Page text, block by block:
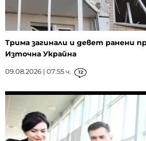
Трима загинали и девет ранени
Източна Украйна
09.08.2026 | 07:55 ч. 12